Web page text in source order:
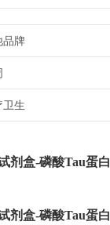
品牌
卫生
剂盒-磷酸Tau蛋白
剂盒-磷酸Tau蛋白